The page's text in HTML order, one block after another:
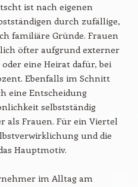
ist nach eigenen
durch zufällige,
familiäre Gründe. Frauen
öfter aufgrund externer
eine Heirat dafür, bei
Ebenfalls im Schnitt
eine Entscheidung
selbstständig
als Frauen. Für ein Viertel
und die
Hauptmotiv.
im Alltag am